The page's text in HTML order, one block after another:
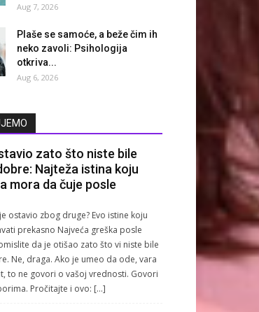
Aug 7, 2026
Plaše se samoće, a beže čim ih
neko zavoli: Psihologija
otkriva...
Aug 6, 2026
zato što niste bile
Najteža istina koju
mora da čuje posle
ostavio zbog druge? Evo istine koju
prekasno Najveća greška posle
da je otišao zato što vi niste bile
Ne, draga. Ako je umeo da ode, vara
to ne govori o vašoj vrednosti. Govori
Pročitajte i ovo: […]